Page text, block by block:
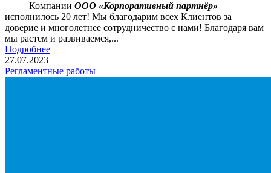
Компании ООО «Корпоративный партнёр»
исполнилось 20 лет! Мы благодарим всех Клиентов за
доверие и многолетнее сотрудничество с нами! Благодаря вам
мы растем и развиваемся,...
Подробнее
27.07.2023
Регламентные работы